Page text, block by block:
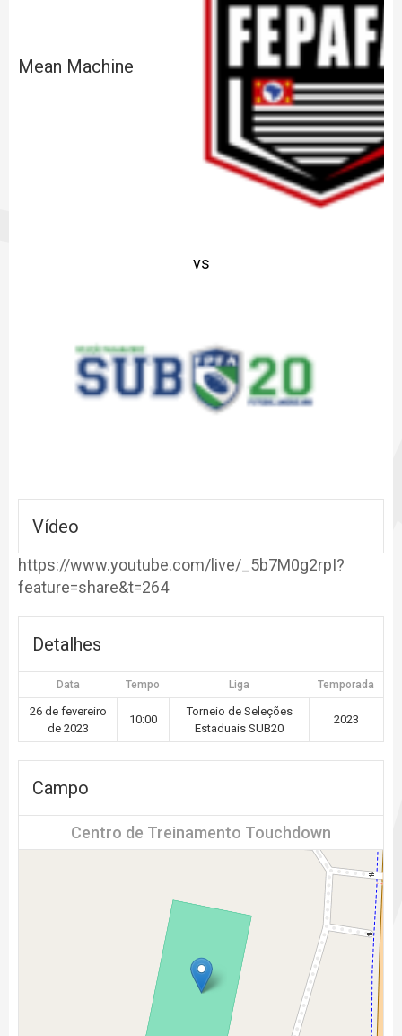
Mean Machine
vs
Vídeo
https://www.youtube.com/live/_5b7M0g2rpI?
feature=share&t=264
Detalhes
Data Tempo Liga Temporada
26 de fevereiro
de 2023
10:00
Torneio de Seleções
Estaduais SUB20
2023
Campo
Centro de Treinamento Touchdown